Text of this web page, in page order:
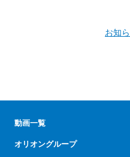
お知
動画一覧
オリオングループ